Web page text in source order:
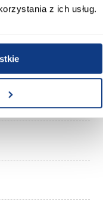
z ich usług.